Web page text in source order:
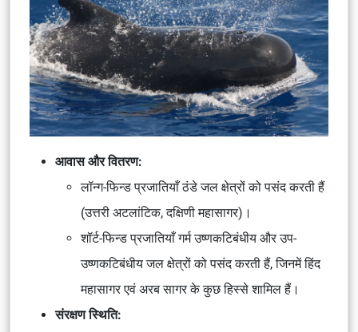
आवास और वितरण:
लॉन्ग-फिन्ड प्रजातियाँ ठंडे जल क्षेत्रों को पसंद करती हैं
(उत्तरी अटलांटिक, दक्षिणी महासागर)।
शॉर्ट-फिन्ड प्रजातियाँ गर्म उष्णकटिबंधीय और उप-
उष्णकटिबंधीय जल क्षेत्रों को पसंद करती हैं, जिनमें हिंद
महासागर एवं अरब सागर के कुछ हिस्से शामिल हैं।
संरक्षण स्थिति: